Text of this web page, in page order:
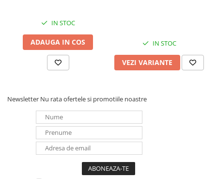
Electrice
Intrerupatoare si prize
Dulapuri pentru cablare
Tablouri electrice
Lumina (Becuri si Lanterne)
Laptop & PC accesorii, baterii,
cabluri USB, prelungitoare USB
Cablu de date si Adaptoare
Solutii solare portabile
Lichidare de stoc
IN STOC
ADAUGA IN COS IN STOC
VEZI VARIANTE
Newsletter Nu rata ofertele si promotiile noastre